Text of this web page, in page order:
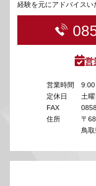
経験を元にアドバイスい
営
営業時間
定休日
土
FAX
住所
〒
鳥